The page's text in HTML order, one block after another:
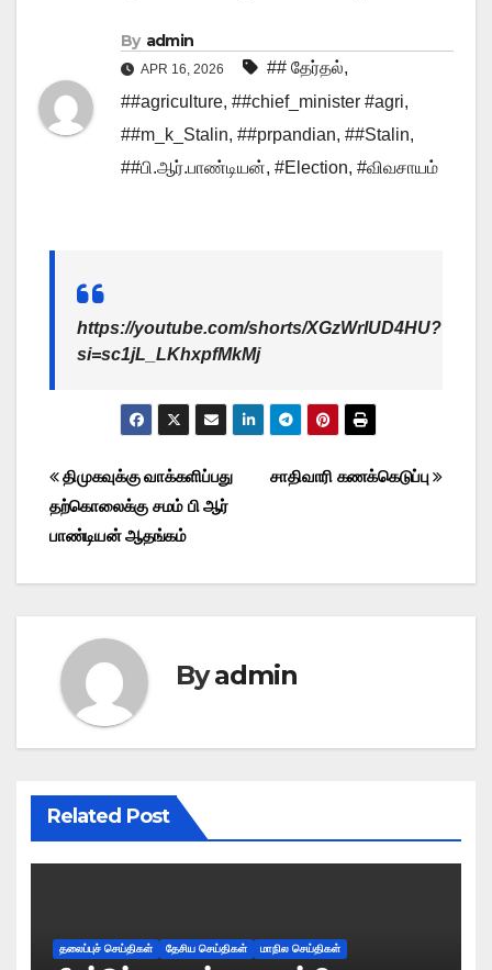
By admin
APR 16, 2026 ## தேர்தல்,
##agriculture, ##chief_minister #agri,
##m_k_Stalin, ##prpandian, ##Stalin,
##பி.ஆர்.பாண்டியன், #Election, #விவசாயம்
https://youtube.com/shorts/XGzWrIUD4HU?
si=sc1jL_LKhxpfMkMj
Post
navigation
சாதிவாரி கணக்கெடுப்பு
திமுகவுக்கு வாக்களிப்பது
தற்கொலைக்கு சமம் பி ஆர்
பாண்டியன் ஆதங்கம்
Byadmin
Related Post
தலைப்புச் செய்திகள் தேசிய செய்திகள் மாநில செய்திகள்